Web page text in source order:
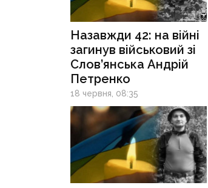
Назавжди 42: на війні
загинув військовий зі
Слов’янська Андрій
Петренко
18 червня, 08:35